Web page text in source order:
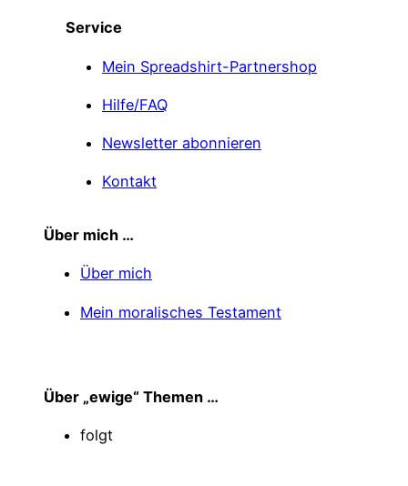
Service
Mein Spreadshirt-Partnershop
Hilfe/FAQ
Newsletter abonnieren
Kontakt
Über mich …
Über mich
Mein moralisches Testament
Über „ewige“ Themen …
folgt